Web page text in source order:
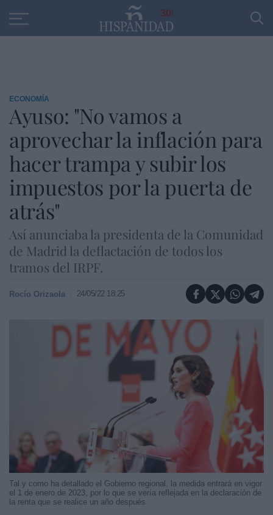
30
ECONOMÍA
Ayuso: "No vamos a
aprovechar la inflación para
hacer trampa y subir los
impuestos por la puerta de
atrás"
Así anunciaba la presidenta de la Comunidad
de Madrid la deflactación de todos los
tramos del IRPF.
Rocío Orizaola 24/05/22 18:25
Tal y como ha detallado el Gobierno regional, la medida entrará en vigor
el 1 de enero de 2023, por lo que se vería reflejada en la declaración de
la renta que se realice un año después